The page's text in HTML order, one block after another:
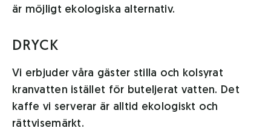
är möjligt ekologiska alternativ.
DRYCK
Vi erbjuder våra gäster stilla och kolsyrat
kranvatten istället för buteljerat vatten. Det
kaffe vi serverar är alltid ekologiskt och
rättvisemärkt.